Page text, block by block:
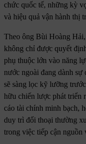
chức quốc tế, những kỳ
và hiệu quả vận hành thị
Theo ông Bùi Hoàng
không chỉ được quyết
phụ thuộc lớn vào năng
nước ngoài đang dành sự
sẽ sàng lọc kỹ lưỡng
hữu chiến lược phát triển
cáo tài chính minh bạch,
duy trì đối thoại thường
trong việc tiếp cận nguồn